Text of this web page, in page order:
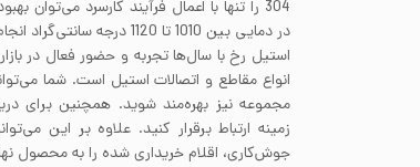
در دمایی بین 1010 تا 1120 درجه سانتی‌گراد انجام می‌شود.
استیل رخ با سال‌ها تجربه و حضور فعال در
انواع مقاطع و اتصالات استیل است. شما
مجموعه نیز بهره‌مند شوید. همچنین برای
زمینه ارتباط برقرار کنید. علاوه بر این
جوش‌کاری، اقلام خریداری شده را به محصول